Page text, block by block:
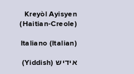
Kreyòl Ayisyen
(Haitian-Creole)
Italiano (Italian)
אידיש (Yiddish)